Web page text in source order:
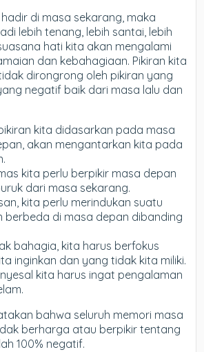
di masa sekarang, maka
lebih tenang, lebih santai, lebih
hati kita akan mengalami
dan kebahagiaan. Pikiran kita
dirongrong oleh pikiran yang
negatif baik dari masa lalu dan
kita didasarkan pada masa
akan mengantarkan kita pada
kita perlu berpikir masa depan
dari masa sekarang.
kita perlu merindukan suatu
berbeda di masa depan dibanding
bahagia, kita harus berfokus
inginkan dan yang tidak kita miliki.
kita harus ingat pengalaman
bahwa seluruh memori masa
berharga atau berpikir tentang
100% negatif.